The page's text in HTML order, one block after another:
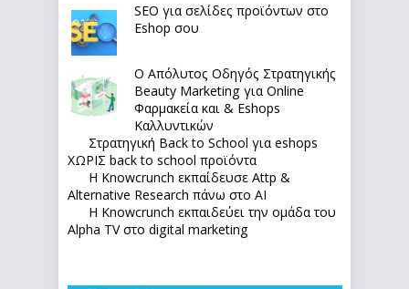
SEO για σελίδες προϊόντων στο
Eshop σου
Ο Απόλυτoς Οδηγός Στρατηγικής
Beauty Marketing για Online
Φαρμακεία και & Eshops
Καλλυντικών
Στρατηγική Back to School για eshops
ΧΩΡΙΣ back to school προϊόντα
Η Knowcrunch εκπαίδευσε Attp &
Alternative Research πάνω στο ΑΙ
Η Knowcrunch εκπαιδεύει την ομάδα του
Alpha TV στο digital marketing